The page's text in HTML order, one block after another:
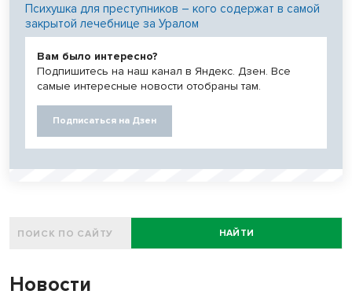
Психушка для преступников – кого содержат в самой
закрытой лечебнице за Уралом
Вам было интересно?
Подпишитесь на наш канал в Яндекс. Дзен. Все
самые интересные новости отобраны там.
Подписаться на Дзен
НАЙТИ
Новости